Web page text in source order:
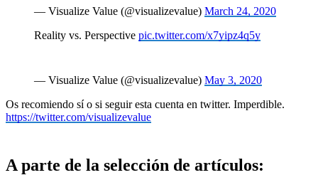
— Visualize Value (@visualizevalue) March 24, 2020
Reality vs. Perspective pic.twitter.com/x7yipz4q5y
— Visualize Value (@visualizevalue) May 3, 2020
Os recomiendo sí o si seguir esta cuenta en twitter. Imperdible.
https://twitter.com/visualizevalue
A parte de la selección de artículos: